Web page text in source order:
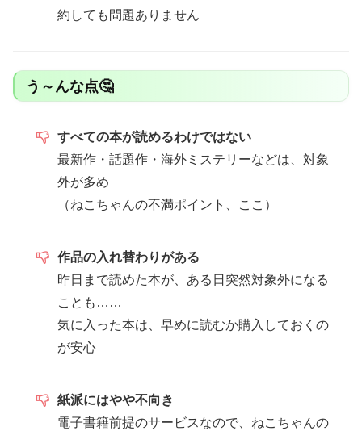
約しても問題ありません
う～んな点🤔
すべての本が読めるわけではない
最新作・話題作・海外ミステリーなどは、対象
外が多め
（ねこちゃんの不満ポイント、ここ）
作品の入れ替わりがある
昨日まで読めた本が、ある日突然対象外になる
ことも……
気に入った本は、早めに読むか購入しておくの
が安心
紙派にはやや不向き
電子書籍前提のサービスなので、ねこちゃんの